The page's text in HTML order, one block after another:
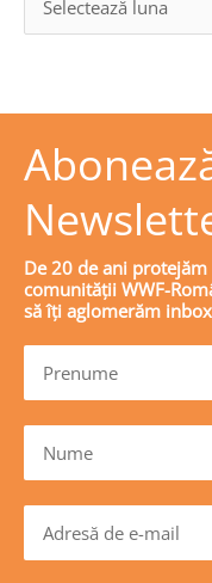
De 20 de ani
comunității WWF-
să îți aglomerăm